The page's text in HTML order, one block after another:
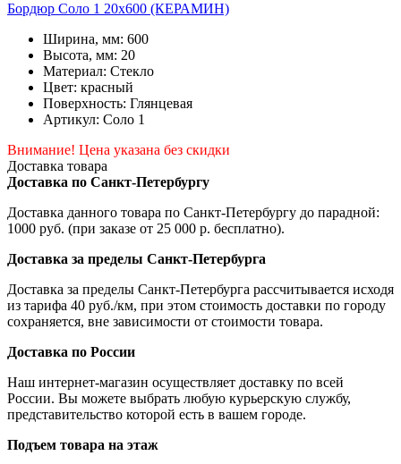
Бордюр Соло 1 20x600 (КЕРАМИН)
Ширина, мм: 600
Высота, мм: 20
Материал: Стекло
Цвет: красный
Поверхность: Глянцевая
Артикул: Соло 1
Внимание! Цена указана без скидки
Доставка товара
Доставка по Санкт-Петербургу
Доставка данного товара по Санкт-Петербургу до парадной:
1000 руб. (при заказе от 25 000 р. бесплатно).
Доставка за пределы Санкт-Петербурга
Доставка за пределы Санкт-Петербурга рассчитывается исходя
из тарифа 40 руб./км, при этом стоимость доставки по городу
сохраняется, вне зависимости от стоимости товара.
Доставка по России
Наш интернет-магазин осуществляет доставку по всей
России. Вы можете выбрать любую курьерскую службу,
представительство которой есть в вашем городе.
Подъем товара на этаж